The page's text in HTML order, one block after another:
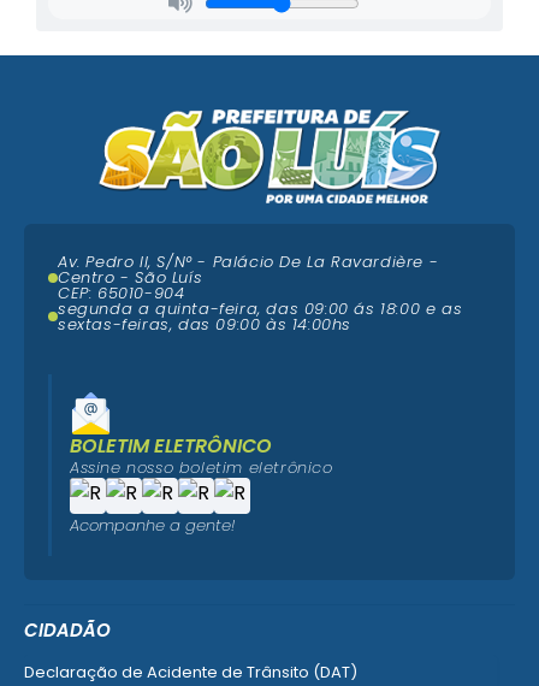
CIDADÃO
Declaração de Acidente de Trânsito (DAT)
Av. Pedro II, S/N° - Palácio De La Ravardière -
Centro - São Luís
CEP: 65010-904
segunda a quinta-feira, das 09:00 ás 18:00 e as
sextas-feiras, das 09:00 às 14:00hs
BOLETIM ELETRÔNICO
Assine nosso boletim eletrônico
Acompanhe a gente!